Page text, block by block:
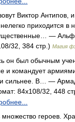
Виктор Антипов,
приходится в
—
32, 384 стр.) Магия
он был обычным
и командует
сильнее. В… —
84x108/32, 448
множество героев.